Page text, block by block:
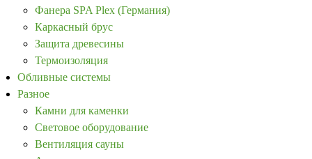
Фанера SPA Plex (Германия)
Каркасный брус
Защита древесины
Термоизоляция
Обливные системы
Разное
Камни для каменки
Световое оборудование
Вентиляция сауны